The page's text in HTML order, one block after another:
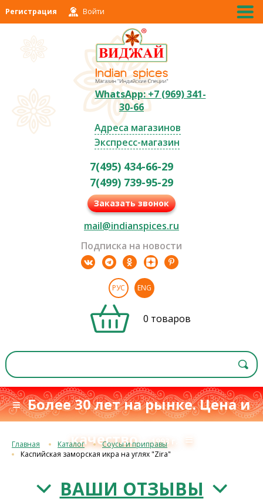
Регистрация Войти
WhatsApp: +7 (969) 341-
30-66
Адреса магазинов
Экспресс-магазин
7(495) 434-66-29
7(499) 739-95-29
Заказать звонок
mail@indianspices.ru
Подписка на новости
РУС ENG
0 товаров
≡ Более 30 лет на рынке. Цена и
качествос 1993 г. ≡
Главная Каталог
Соусы и приправы
Каспийская заморская икра на углях "Zira"
ВАШИ ОТЗЫВЫ